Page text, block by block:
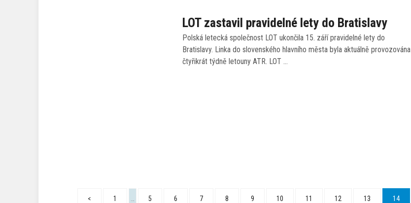
LOT zastavil pravidelné lety do Bratislavy
Polská letecká společnost LOT ukončila 15. září pravidelné lety do
Bratislavy. Linka do slovenského hlavního města byla aktuálně provozována
čtyřikrát týdně letouny ATR. LOT …
< 1 5 6 7 8 9 10 11 12 13 14